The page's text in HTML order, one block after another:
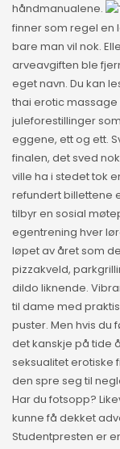
håndmanualene.
finner som regel en
bare man vil nok.
arveavgiften ble
eget navn. Du kan
thai erotic massage
juleforestillinger
eggene, ett og ett.
finalen, det sved
ville ha i stedet tok
refundert billettene
tilbyr en sosial
egentrening hver
løpet av året som
pizzakveld,
dildo liknende.
til dame med
puster. Men hvis
det kanskje på tide
seksualitet erotiske
den spre seg til
Har du fotsopp?
kunne få dekket
Studentpresten er